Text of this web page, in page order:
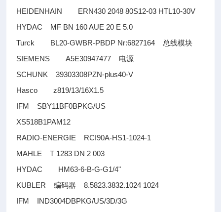
HEIDENHAIN ERN430 2048 80S12-03 HTL10-30V
HYDAC MF BN 160 AUE 20 E 5.0
Turck BL20-GWBR-PBDP Nr:6827164 总线模块
SIEMENS A5E30947477 电源
SCHUNK 39303308PZN-plus40-V
Hasco z819/13/16X1.5
IFM SBY11BF0BPKG/US
XS518B1PAM12
RADIO-ENERGIE RCI90A-HS1-1024-1
MAHLE T 1283 DN 2 003
HYDAC HM63-6-B-G-G1/4"
KUBLER编码器
8.5823.3832.1024 1024
IFM IND3004DBPKG/US/3D/3G